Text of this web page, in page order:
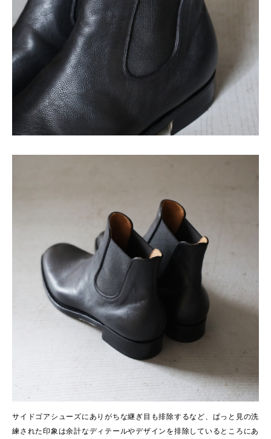
サイドゴアシューズにありがちな継ぎ目も排除するなど、ぱっと見の洗
練された印象は余計なディテールやデザインを排除しているところにあ